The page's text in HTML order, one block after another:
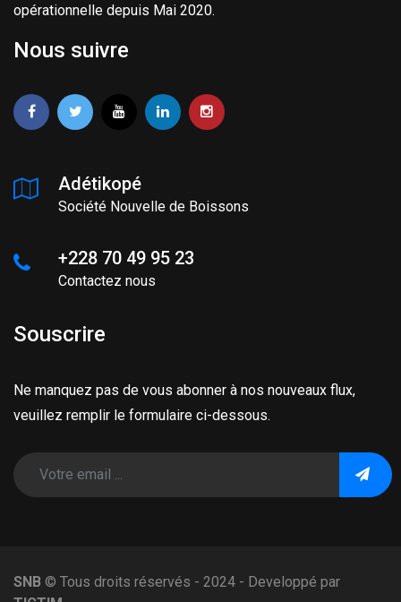
opérationnelle depuis Mai 2020.
Nous suivre
Adétikopé
Société Nouvelle de Boissons
+228 70 49 95 23
Contactez nous
Souscrire
Ne manquez pas de vous abonner à nos nouveaux flux,
veuillez remplir le formulaire ci-dessous.
SNB © Tous droits réservés - 2024 - Developpé par